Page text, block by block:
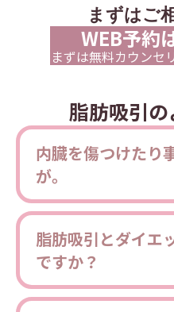
まずはご
WEB予約
まずは無料カウンセ
脂肪吸引
内臓を傷つけたり
が。
脂肪吸引とダイエ
ですか？